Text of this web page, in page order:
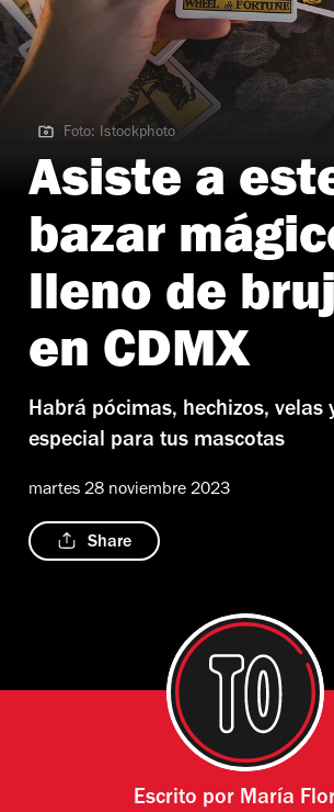
Foto: Istockphoto
Foto: Istockphoto
Asiste a
bazar
lleno de
en CDMX
Habrá pócimas, hechizos, velas
especial para tus mascotas
martes 28 noviembre 2023
Share
Escrito por María